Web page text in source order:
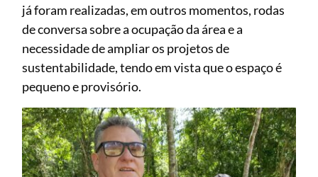
já foram realizadas, em outros momentos, rodas
de conversa sobre a ocupação da área e a
necessidade de ampliar os projetos de
sustentabilidade, tendo em vista que o espaço é
pequeno e provisório.